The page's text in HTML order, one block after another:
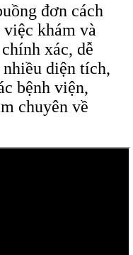
đơn cách
khám và
xác, dễ
diện tích,
bệnh viện,
chuyên về